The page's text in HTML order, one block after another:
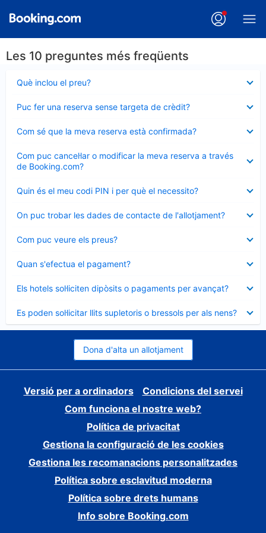
Les 10 preguntes més freqüents
Què inclou el preu?
tancat
Puc fer una reserva sense targeta de crèdit?
tancat
Com sé que la meva reserva està confirmada?
tancat
Com puc cancel·lar o modificar la meva reserva a través
de Booking.com?
tancat
Quin és el meu codi PIN i per què el necessito?
tancat
On puc trobar les dades de contacte de l'allotjament?
tancat
Com puc veure els preus?
tancat
Quan s'efectua el pagament?
tancat
Els hotels sol·liciten dipòsits o pagaments per avançat?
tancat
Es poden sol·licitar llits supletoris o bressols per als nens?
tancat
Dona d'alta un allotjament
Versió per a ordinadors
Condicions del servei
Com funciona el nostre web?
Política de privacitat
Gestiona la configuració de les cookies
Gestiona les recomanacions personalitzades
Política sobre esclavitud moderna
Política sobre drets humans
Info sobre Booking.com